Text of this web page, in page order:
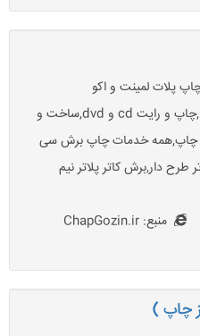
پلات لمینت و اکو
سالونت,چاپ دیجیتال,چاپ فلت بد,چاپ و رایت cd و dvd,ساخت و
چاپ,همه خدمات چاپ برش سی
طرح دار,برش کاتر پلاتر نیم
منبع: ChapGozin.ir
چاپ )